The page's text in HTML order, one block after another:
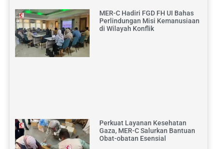
MER-C Hadiri FGD FH UI Bahas
Perlindungan Misi Kemanusiaan
di Wilayah Konflik
Perkuat Layanan Kesehatan
Gaza, MER-C Salurkan Bantuan
Obat-obatan Esensial